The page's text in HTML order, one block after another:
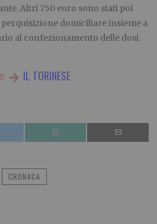
Altri 750 euro sono stati poi
domiciliare insieme a
al confezionamento delle dosi.
IL TORINESE
CRONACA